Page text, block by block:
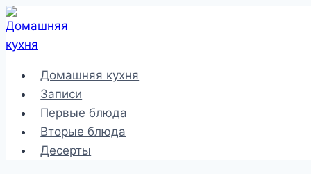
Перейти
к
содержимому
Домашняя кухня
Записи
Первые блюда
Вторые блюда
Десерты